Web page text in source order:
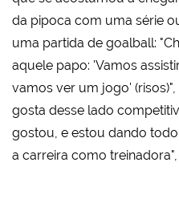
da pipoca com uma série
uma partida de goalball:
aquele papo: 'Vamos
vamos ver um jogo'
gosta desse lado
gostou, e estou dando
a carreira como